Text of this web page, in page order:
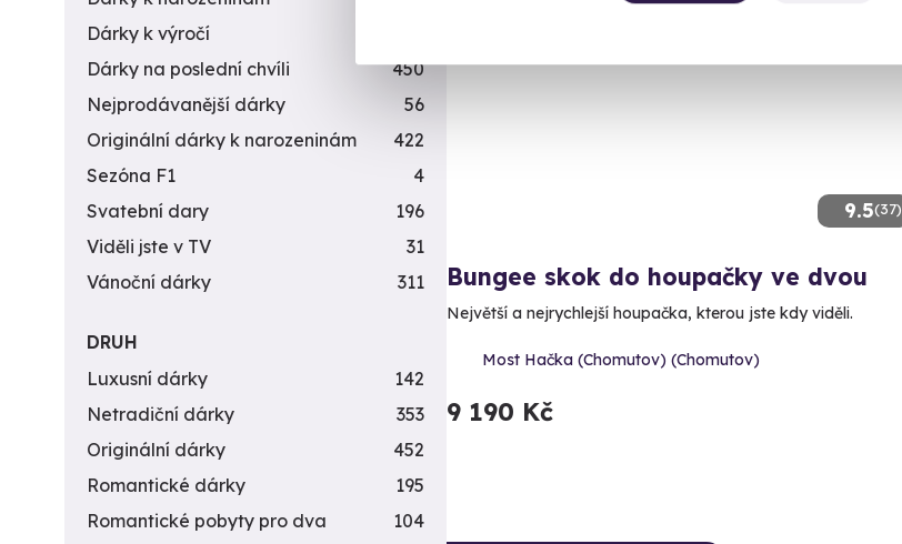
9.5(37)
Bungee skok do houpačky ve dvou
Největší a nejrychlejší houpačka, kterou jste kdy viděli.
Most Hačka (Chomutov) (Chomutov)
9 190 Kč
Dárky k výročí
Dárky na poslední chvíli
450
Nejprodávanější dárky
56
Originální dárky k narozeninám
422
Sezóna F1
4
Svatební dary
196
Viděli jste v TV
31
Vánoční dárky
311
DRUH
Luxusní dárky
142
Netradiční dárky
353
Originální dárky
452
Romantické dárky
195
Romantické pobyty pro dva
104